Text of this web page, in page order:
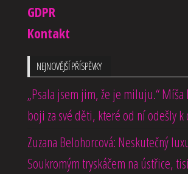
GDPR
Kontakt
NEJNOVĚJŠÍ PŘÍSPĚVKY
„Psala jsem jim, že je miluju.“ Míša
boji za své děti, které od ní odešly k
Zuzana Belohorcová: Neskutečný
Soukromým tryskáčem na ústřice,